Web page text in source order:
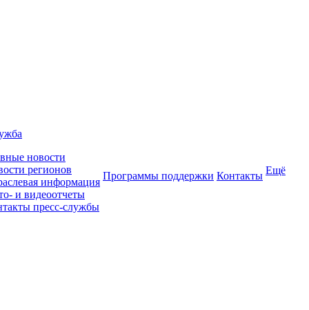
новости
регионов
информация
и видеоотчеты
пресс-службы
Программы поддержки Контакты Ещё